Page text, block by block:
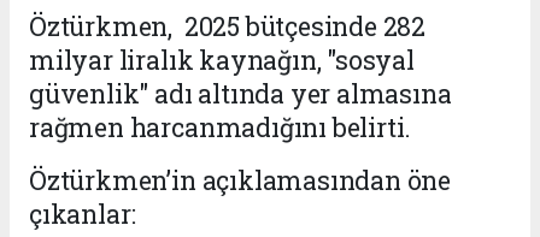
Öztürkmen, 2025 bütçesinde 282
milyar liralık kaynağın, "sosyal
güvenlik" adı altında yer almasına
rağmen harcanmadığını belirti.
Öztürkmen’in açıklamasından öne
çıkanlar: